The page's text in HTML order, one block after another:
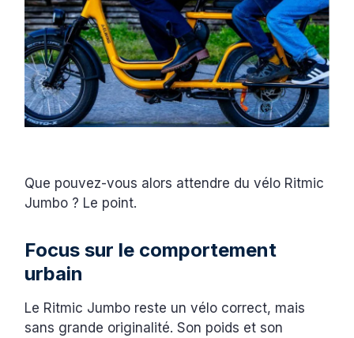
Que pouvez-vous alors attendre du vélo Ritmic
Jumbo ? Le point.
Focus sur le comportement
urbain
Le Ritmic Jumbo reste un vélo correct, mais
sans grande originalité. Son poids et son